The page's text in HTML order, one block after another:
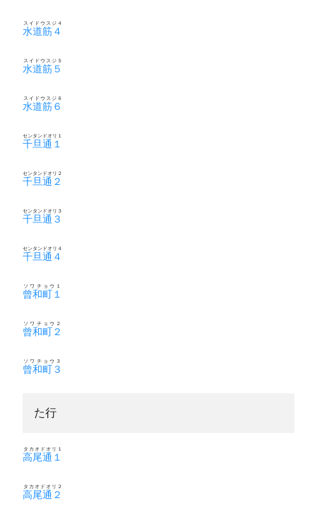
水道筋４
スイドウスジ４
水道筋５
スイドウスジ５
水道筋６
スイドウスジ６
千旦通１
センタンドオリ１
千旦通２
センタンドオリ２
千旦通３
センタンドオリ３
千旦通４
センタンドオリ４
曾和町１
ソワチョウ１
曾和町２
ソワチョウ２
曾和町３
ソワチョウ３
た行
高尾通１
タカオドオリ１
高尾通２
タカオドオリ２